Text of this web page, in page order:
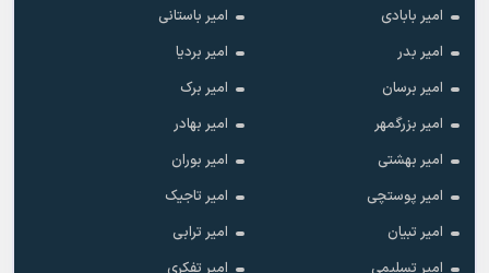
امیر بابادی
امیر باستانی
امیر بدر
امیر بردیا
امیر برسان
امیر برک
امیر بزرگمهر
امیر بهادر
امیر بهشتی
امیر بوران
امیر پوستچی
امیر تاجیک
امیر تبیان
امیر ترابی